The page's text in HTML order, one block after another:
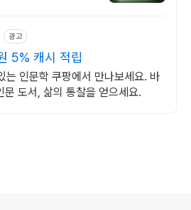
광고
5% 캐시 적립
는 인문학 쿠팡에서 만나보세요. 바
도서, 삶의 통찰을 얻으세요.